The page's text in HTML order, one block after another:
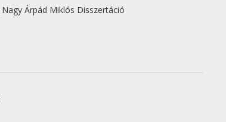
Nagy Árpád Miklós Disszertáció